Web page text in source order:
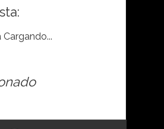
Cargando...